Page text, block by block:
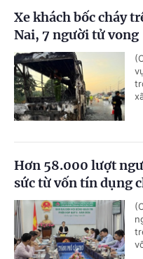
Xe khách bốc cháy
Nai, 7 người tử vong
Hơn 58.000 lượt
sức từ vốn tín dụng